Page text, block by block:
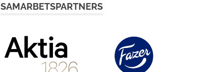
SAMARBETSPARTNERS